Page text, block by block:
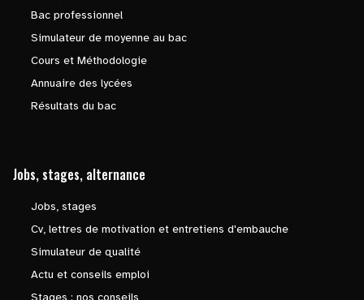
Bac professionnel
Simulateur de moyenne au bac
Cours et Méthodologie
Annuaire des lycées
Résultats du bac
Jobs, stages, alternance
Jobs, stages
Cv, lettres de motivation et entretiens d'embauche
Simulateur de qualité
Actu et conseils emploi
Stages : nos conseils